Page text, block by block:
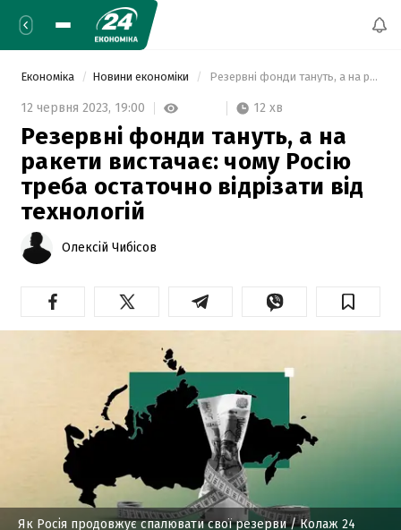
Економіка Новини економіки Резервні фонди тануть, а на ракети вистачає: чому Росію треба остаточно відрізати від технологій
12 червня 2023, 19:00 12 хв
Резервні фонди тануть, а на
ракети вистачає: чому Росію
треба остаточно відрізати від
технологій
Олексій Чибісов
Як Росія продовжує спалювати свої резерви/ Колаж 24